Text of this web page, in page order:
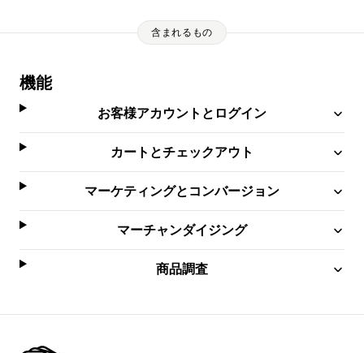
含まれるもの
機能
お客様アカウントとログイン
カートとチェックアウト
マーケティングとコンバージョン
マーチャンダイジング
商品調査